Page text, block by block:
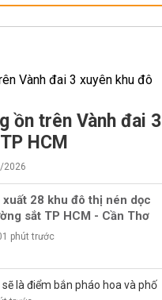
ồn trên Vành đai 3
HCM
2026
xuất 28 khu đô thị nén dọc
sắt TP HCM - Cần Thơ
phút trước
là điểm bắn pháo hoa và phố